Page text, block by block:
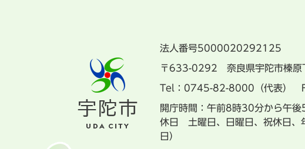
法人番号5000020292125
〒633-0292 奈良県宇陀市榛原
Tel：0745-82-8000（代表）
開庁時間：午前8時30分から午
休日 土曜日、日曜日、祝休日
日）